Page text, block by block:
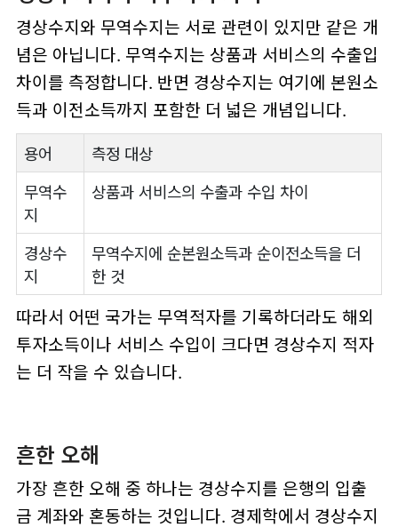
경상수지와 무역수지는 서로 관련이 있지만 같은 개
념은 아닙니다. 무역수지는 상품과 서비스의 수출입
차이를 측정합니다. 반면 경상수지는 여기에 본원소
득과 이전소득까지 포함한 더 넓은 개념입니다.
용어 측정 대상
무역수
지
상품과 서비스의 수출과 수입 차이
경상수
지
무역수지에 순본원소득과 순이전소득을 더
한 것
따라서 어떤 국가는 무역적자를 기록하더라도 해외
투자소득이나 서비스 수입이 크다면 경상수지 적자
는 더 작을 수 있습니다.
흔한 오해
가장 흔한 오해 중 하나는 경상수지를 은행의 입출
금 계좌와 혼동하는 것입니다. 경제학에서 경상수지